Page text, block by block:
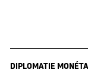
DIPLOMATIE